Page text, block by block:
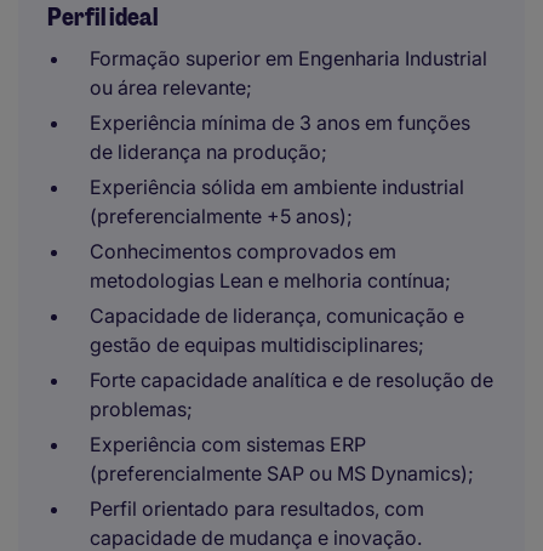
Perfil ideal
Formação superior em Engenharia Industrial
ou área relevante;
Experiência mínima de 3 anos em funções
de liderança na produção;
Experiência sólida em ambiente industrial
(preferencialmente +5 anos);
Conhecimentos comprovados em
metodologias Lean e melhoria contínua;
Capacidade de liderança, comunicação e
gestão de equipas multidisciplinares;
Forte capacidade analítica e de resolução de
problemas;
Experiência com sistemas ERP
(preferencialmente SAP ou MS Dynamics);
Perfil orientado para resultados, com
capacidade de mudança e inovação.